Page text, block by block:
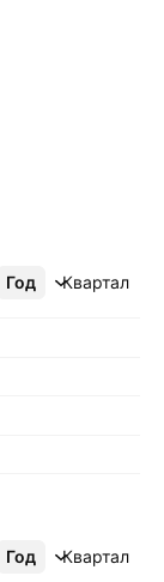
Год Квартал
Ещё
Год Квартал
Ещё